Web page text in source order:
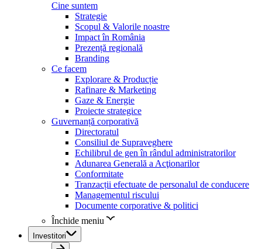
Cine suntem
Strategie
Scopul & Valorile noastre
Impact în România
Prezență regională
Branding
Ce facem
Explorare & Producție
Rafinare & Marketing
Gaze & Energie
Proiecte strategice
Guvernanță corporativă
Directoratul
Consiliul de Supraveghere
Echilibrul de gen în rândul administratorilor
Adunarea Generală a Acţionarilor
Conformitate
Tranzacții efectuate de personalul de conducere
Managementul riscului
Documente corporative & politici
Închide meniu
Investitori